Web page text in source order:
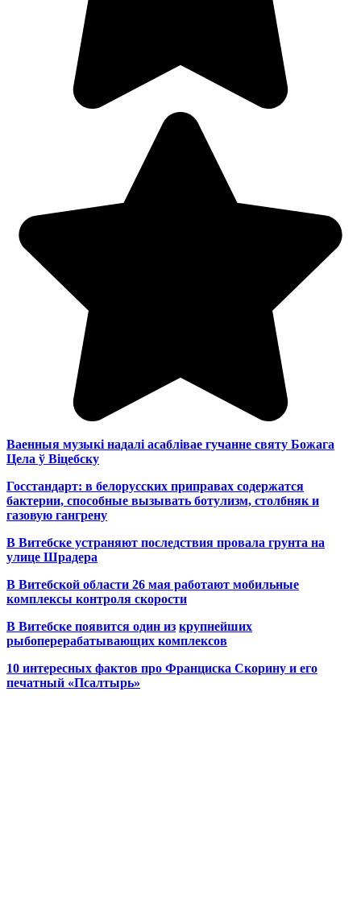
Ваенныя музыкі надалі асаблівае гучанне святу Божага
Цела ў Віцебску
Госстандарт: в белорусских приправах содержатся
бактерии, способные вызывать ботулизм, столбняк и
газовую гангрену
В Витебске устраняют последствия провала грунта на
улице Шрадера
В Витебской области 26 мая работают мобильные
комплексы контроля скорости
В Витебске появится один из крупнейших
рыбоперерабатывающих комплексов
10 интересных фактов про Франциска Скорину и его
печатный «Псалтырь»